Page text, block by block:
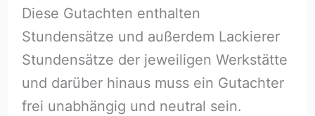
Diese Gutachten enthalten
Stundensätze und außerdem Lackierer
Stundensätze der jeweiligen Werkstätte
und darüber hinaus muss ein Gutachter
frei unabhängig und neutral sein.